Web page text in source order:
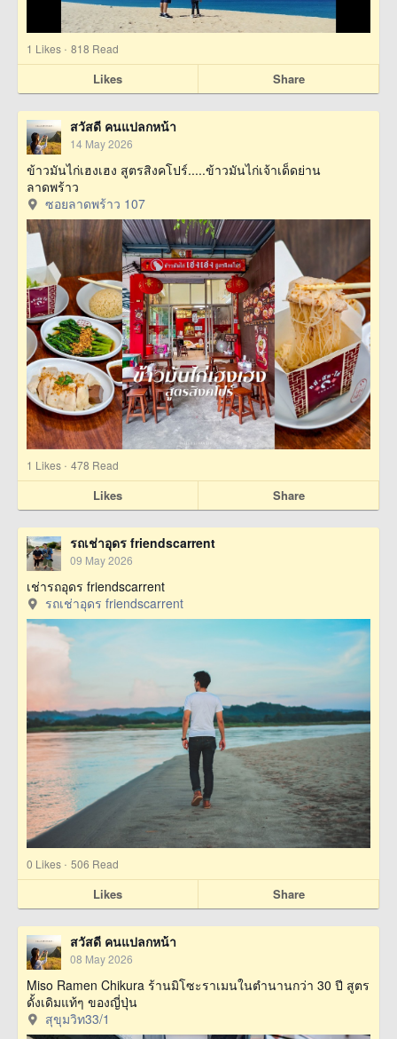
1 Likes · 818 Read
Likes Share
สวัสดี คนแปลกหน้า
14 May 2026
ข้าวมันไก่เฮงเฮง สูตรสิงคโปร์.....ข้าวมันไก่เจ้าเด็ดย่าน
ลาดพร้าว
ซอยลาดพร้าว 107
1 Likes · 478 Read
Likes Share
รถเช่าอุดร friendscarrent
09 May 2026
เช่ารถอุดร friendscarrent
รถเช่าอุดร friendscarrent
0 Likes · 506 Read
Likes Share
สวัสดี คนแปลกหน้า
08 May 2026
Miso Ramen Chikura ร้านมิโซะราเมนในตำนานกว่า 30 ปี สูตร
ดั้งเดิมแท้ๆ ของญี่ปุ่น
สุขุมวิท33/1